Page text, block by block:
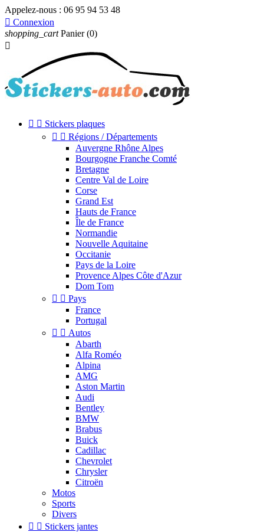
Appelez-nous : 06 95 94 53 48
 Connexion
shopping_cart Panier (0)

  Stickers plaques
  Régions / Départements
Auvergne Rhône Alpes
Bourgogne Franche Comté
Bretagne
Centre Val de Loire
Corse
Grand Est
Hauts de France
Île de France
Normandie
Nouvelle Aquitaine
Occitanie
Pays de la Loire
Provence Alpes Côte d'Azur
Dom Tom
  Pays
France
Portugal
  Autos
Abarth
Alfa Roméo
Alpina
AMG
Aston Martin
Audi
Bentley
BMW
Brabus
Buick
Cadillac
Chevrolet
Chrysler
Citroën
Motos
Sports
Divers
  Stickers jantes